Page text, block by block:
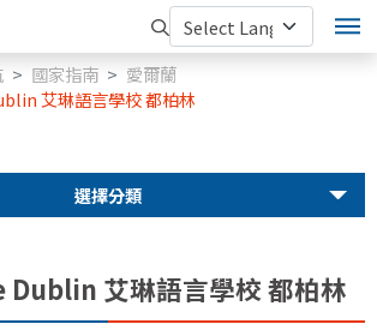
國家指南
愛爾蘭
艾琳語言學校 都柏林
選擇分類
艾琳語言學校 都柏林